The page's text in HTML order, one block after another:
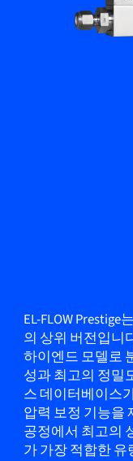
EL-FLOW Prestige
의 상위 버전입니
하이엔드 모델로
성과 최고의 정밀
스 데이터베이스
압력 보정 기능을
공정에서 최고의
가 가장 적합한